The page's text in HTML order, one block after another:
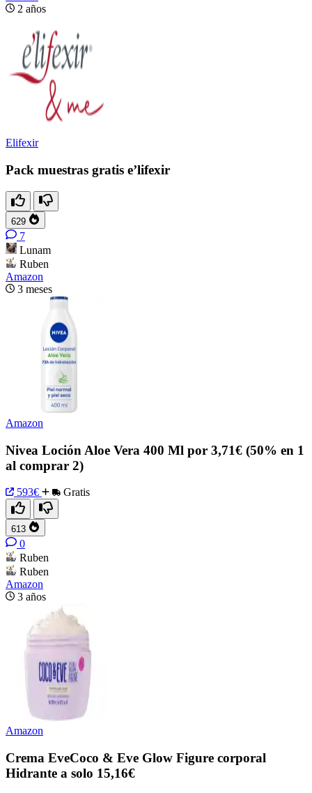
2 años
Elifexir
Pack muestras gratis e’lifexir
629
7
Lunam
Ruben
Amazon
3 meses
Amazon
Nivea Loción Aloe Vera 400 Ml por 3,71€ (50% en 1
al comprar 2)
593€ Gratis
613
0
Ruben
Ruben
Amazon
3 años
Amazon
Crema EveCoco & Eve Glow Figure corporal
Hidrante a solo 15,16€